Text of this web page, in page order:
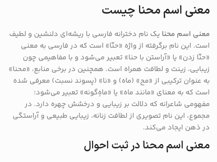
معنی اسم محنا چیست
معنی اسم محنا یک نام دخترانه فارسی با ریشه‌ای دلنشین و لطیف
است. این نام برگرفته از واژه «حنّا» است که در فارسی به معنی
«حنّا زدن» یا «آراستن با حنا» تعبیر می‌شود و با مفاهیمی چون
زیبایی، زینت و لطافت همراه است. همچنین در برخی منابع، «محنا»
به عنوان ترکیبی از «مح» (ماه) و «نا» (پسوند نسبت) معرفی شده
است که به معنای «مانند ماه» یا «ماهِ‌گونه» تعبیر می‌شود؛
مفهومی شاعرانه که دلالت بر زیبایی و درخشش چهره دارد. در
مجموع، این نام تصویری از لطافت زنانه، زیبایی طبیعی و آراستگی
در ذهن ایجاد می‌کند.
معنی اسم محنا در ثبت احوال